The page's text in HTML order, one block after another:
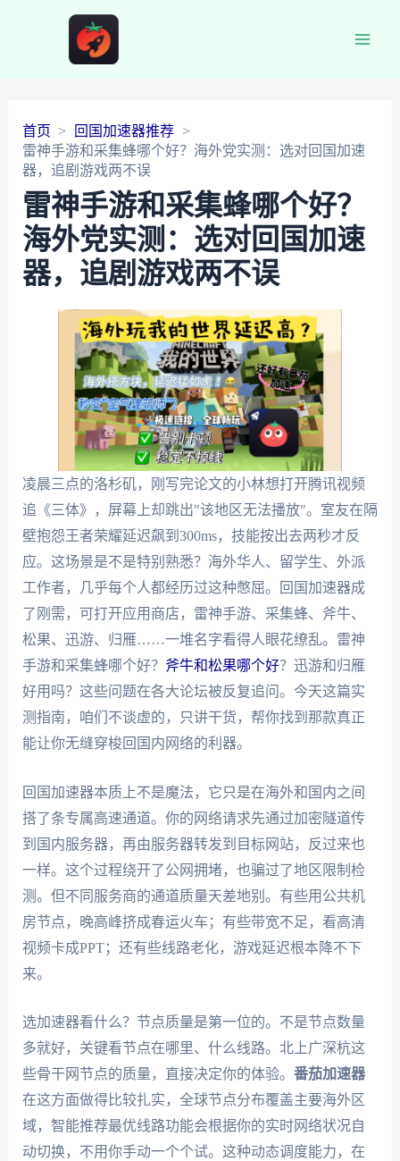
首页
回国加速器推荐
雷神手游和采集蜂哪个好？海外党实测：选对回国加速
器，追剧游戏两不误
雷神手游和采集蜂哪个好？
海外党实测：选对回国加速
器，追剧游戏两不误
凌晨三点的洛杉矶，刚写完论文的小林想打开腾讯视频
追《三体》，屏幕上却跳出"该地区无法播放"。室友在隔
壁抱怨王者荣耀延迟飙到300ms，技能按出去两秒才反
应。这场景是不是特别熟悉？海外华人、留学生、外派
工作者，几乎每个人都经历过这种憋屈。回国加速器成
了刚需，可打开应用商店，雷神手游、采集蜂、斧牛、
松果、迅游、归雁……一堆名字看得人眼花缭乱。雷神
手游和采集蜂哪个好？ 斧牛和松果哪个好？迅游和归雁
好用吗？这些问题在各大论坛被反复追问。今天这篇实
测指南，咱们不谈虚的，只讲干货，帮你找到那款真正
能让你无缝穿梭回国内网络的利器。
回国加速器本质上不是魔法，它只是在海外和国内之间
搭了条专属高速通道。你的网络请求先通过加密隧道传
到国内服务器，再由服务器转发到目标网站，反过来也
一样。这个过程绕开了公网拥堵，也骗过了地区限制检
测。但不同服务商的通道质量天差地别。有些用公共机
房节点，晚高峰挤成春运火车；有些带宽不足，看高清
视频卡成PPT；还有些线路老化，游戏延迟根本降不下
来。
选加速器看什么？节点质量是第一位的。不是节点数量
多就好，关键看节点在哪里、什么线路。北上广深杭这
些骨干网节点的质量，直接决定你的体验。 番茄加速器
在这方面做得比较扎实，全球节点分布覆盖主要海外区
域，智能推荐最优线路功能会根据你的实时网络状况自
动切换，不用你手动一个个试。这种动态调度能力，在